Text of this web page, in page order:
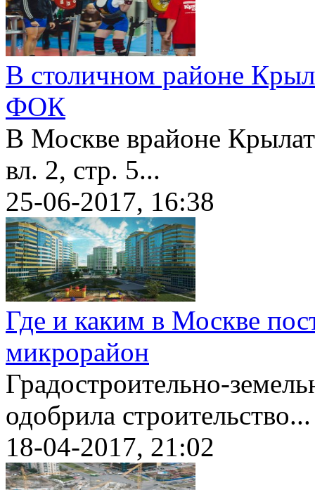
В столичном районе
ФОК
В Москве врайоне
вл. 2, стр. 5...
25-06-2017, 16:38
Где и каким в Москве
микрорайон
Градостроительно-
одобрила строительство...
18-04-2017, 21:02